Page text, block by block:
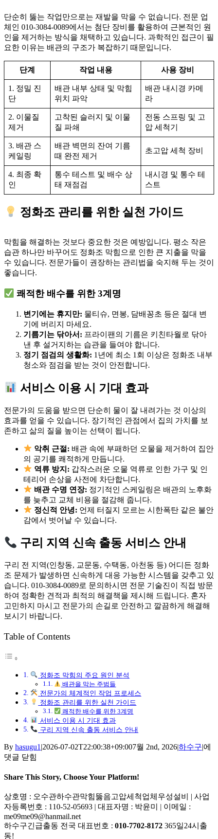
단순히 뚫는 작업만으로는 재발을 막을 수 없습니다. 전문 업
체인 010-3084-0089에서는 첨단 장비를 활용하여 근본적인 원
인을 제거하는 방식을 채택하고 있습니다. 과학적인 접근이 필
요한 이유는 배관의 구조가 복잡하기 때문입니다.
단계 작업 내용 사용 장비
1. 정밀 진
단
배관 내부 상태 및 막힘
위치 파악
배관 내시경 카메
라
2. 이물질
제거
고착된 슬러지 및 이물
질 파쇄
전동 스프링 및 고
압 세척기
3. 배관 스
케일링
배관 벽면의 잔여 기름
때 완전 제거
초고압 세척 장비
4. 최종 확
인
통수 테스트 및 배수 상
태 재점검
내시경 및 통수 테
스트
정화조 관리를 위한 실천 가이드
막힘을 해결하는 것보다 중요한 것은 예방입니다. 평소 작은
습관 하나만 바꾸어도 정화조 막힘으로 인한 큰 지출을 막을
수 있습니다. 전문가들이 권장하는 관리법을 숙지해 두는 것이
좋습니다.
쾌적한 배수를 위한 3계명
변기에는 휴지만: 물티슈, 면봉, 담배꽁초 등은 절대 변
기에 버리지 마세요.
기름기는 닦아서: 프라이팬의 기름은 키친타월로 닦아
낸 후 설거지하는 습관을 들여야 합니다.
정기 점검의 생활화: 1년에 최소 1회 이상은 정화조 내부
청소와 점검을 받는 것이 안전합니다.
서비스 이용 시 기대 효과
전문가의 도움을 받으면 단순히 물이 잘 내려가는 것 이상의
효과를 얻을 수 있습니다. 장기적인 관점에서 집의 가치를 보
존하고 삶의 질을 높이는 선택이 됩니다.
악취 근절: 배관 속에 부패하던 오물을 제거하여 집안
의 공기를 쾌적하게 만듭니다.
역류 방지: 갑작스러운 오물 역류로 인한 가구 및 인
테리어 손상을 사전에 차단합니다.
배관 수명 연장: 정기적인 스케일링은 배관의 노후화
를 늦추고 교체 비용을 절감해 줍니다.
정신적 안녕: 언제 터질지 모르는 시한폭탄 같은 불안
감에서 벗어날 수 있습니다.
구리 지역 신속 출동 서비스 안내
구리 전 지역(인창동, 교문동, 수택동, 아천동 등) 어디든 정화
조 문제가 발생하면 신속하게 대응 가능한 시스템을 갖추고 있
습니다. 010-3084-0089로 문의하시면 전문 기술진이 직접 방문
하여 정확한 견적과 최적의 해결책을 제시해 드립니다. 혼자
고민하지 마시고 전문가의 손길로 안전하고 깔끔하게 해결해
보시기 바랍니다.
Table of Contents
정화조 막힘의 주요 원인 분석
배관을 막는 주범들
전문가의 체계적인 작업 프로세스
정화조 관리를 위한 실천 가이드
쾌적한 배수를 위한 3계명
서비스 이용 시 기대 효과
구리 지역 신속 출동 서비스 안내
By hasugu1 |2026-07-02T22:00:38+09:007월 2nd, 2026|하수구|구
막
에
댓글 닫힘
Share This Story, Choose Your Platform!
Facebook
X
Reddit
LinkedIn
Tumblr
Pinterest
Vk
이
메
일
상호명 : 오수관하수관막힘뚫음고압세척업체우성설비 | 사업
자등록번호 : 110-52-05693 | 대표자명 : 박윤미 | 이메일 :
me09me09@hanmail.net
하수구긴급출동 전국 대표번호 : 010-7702-8172 365일24시출
동!